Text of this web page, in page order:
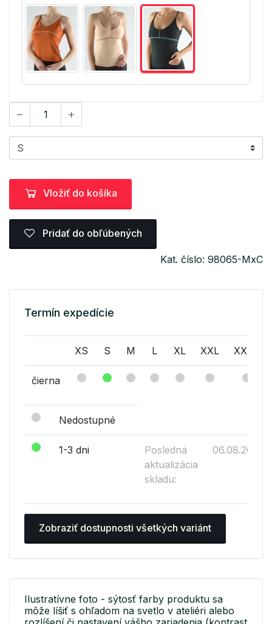
Vložiť do košíka
Pridať do obľúbených
Kat. číslo: 98065-MxC
Termín expedície
XS S M L XL XXL XXXL
čierna
Nedostupné
1-3 dni
Posledná
aktualizácia
skladu:
06.08.2026
Zobraziť dostupnosti všetkých variánt
Ilustratívne foto - sýtosť farby produktu sa
môže líšiť s ohľadom na svetlo v ateliéri alebo